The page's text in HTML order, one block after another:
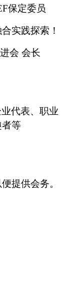
保定委员
实践探索！
会 会长
代表、职业
等
提供会务。